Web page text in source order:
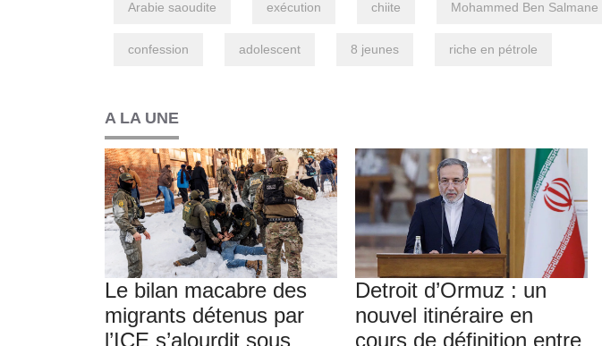
Arabie saoudite exécution chiite Mohammed Ben Salmane
confession adolescent 8 jeunes riche en pétrole
A LA UNE
Le bilan macabre des
migrants détenus par
l’ICE s’alourdit sous
Detroit d’Ormuz : un
nouvel itinéraire en
cours de définition entre